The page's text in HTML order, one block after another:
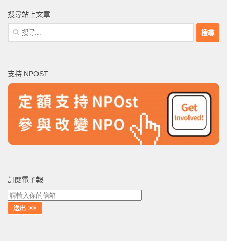
搜尋站上文章
搜
尋
字:
支持 NPOST
訂閱電子報